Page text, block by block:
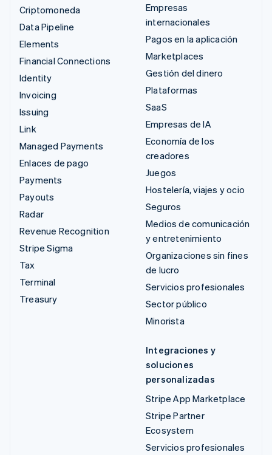
Criptomoneda
Data Pipeline
Elements
Financial Connections
Identity
Invoicing
Issuing
Link
Managed Payments
Enlaces de pago
Payments
Payouts
Radar
Revenue Recognition
Stripe Sigma
Tax
Terminal
Treasury
Empresas
internacionales
Pagos en la aplicación
Marketplaces
Gestión del dinero
Plataformas
SaaS
Empresas de IA
Economía de los
creadores
Juegos
Hostelería, viajes y ocio
Seguros
Medios de comunicación
y entretenimiento
Organizaciones sin fines
de lucro
Servicios profesionales
Sector público
Minorista
Integraciones y
soluciones
personalizadas
Stripe App Marketplace
Stripe Partner
Ecosystem
Servicios profesionales